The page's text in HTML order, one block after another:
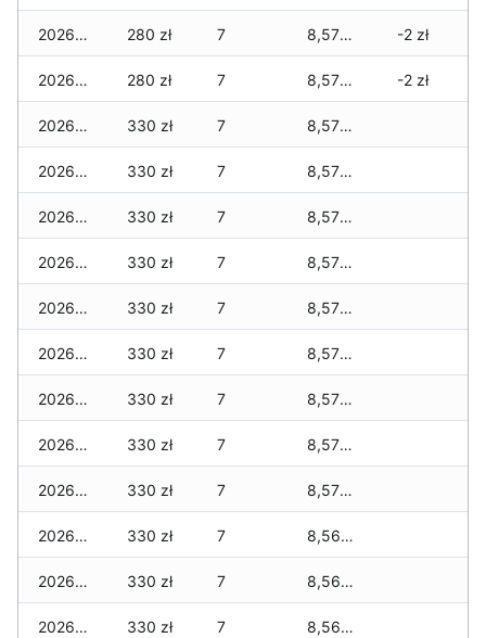
2026-04-26 280 zł 7 8,570 zł -2 zł
2026-04-25 280 zł 7 8,570 zł -2 zł
2026-04-24 330 zł 7 8,570 zł
2026-04-23 330 zł 7 8,570 zł
2026-04-22 330 zł 7 8,570 zł
2026-04-21 330 zł 7 8,570 zł
2026-04-20 330 zł 7 8,570 zł
2026-04-19 330 zł 7 8,570 zł
2026-04-18 330 zł 7 8,570 zł
2026-04-17 330 zł 7 8,570 zł
2026-04-16 330 zł 7 8,570 zł
2026-04-15 330 zł 7 8,560 zł
2026-04-14 330 zł 7 8,560 zł
2026-04-13 330 zł 7 8,560 zł